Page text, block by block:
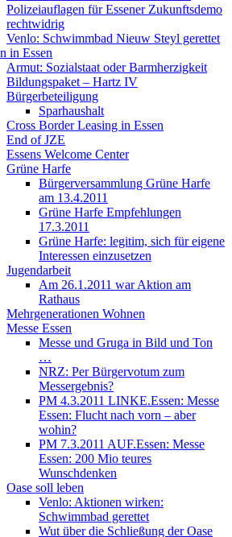
Polizeiauflagen für Essener Zukunftsdemo
rechtwidrig
Venlo: Schwimmbad Nieuw Steyl gerettet
in Essen
Armut: Sozialstaat oder Barmherzigkeit
Bildungspaket – Hartz IV
Bürgerbeteiligung
Sparhaushalt
Cross Border Leasing in Essen
End of JZE
Essens Welcome Center
Grüne Harfe
Bürgerversammlung Grüne Harfe
am 13.4.2011
Grüne Harfe Empfehlungen
17.3.2011
Grüne Harfe: legitim, sich für eigene
Interessen einzusetzen
Jugendarbeit
Am 26.1.2011 war Aktion am
Rathaus
Mehrgenerationen Wohnen
Messe Essen
Messe und Gruga in Bild und Ton
…
NRZ: Per Bürgervotum zum
Messergebnis?
PM 4.3.2011 LINKE.Essen: Messe
Essen: Flucht nach vorn – aber
wohin?
PM 7.3.2011 AUF.Essen: Messe
Essen: 200 Mio teures
Wunschdenken
Oase soll leben
Venlo: Aktionen wirken:
Schwimmbad gerettet
Wut über die Schließung der Oase